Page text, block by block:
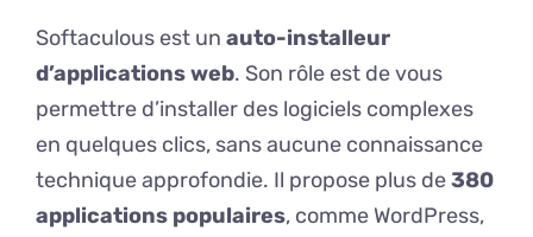
Softaculous est un auto-installeur
d’applications web. Son rôle est de vous
permettre d’installer des logiciels complexes
en quelques clics, sans aucune connaissance
technique approfondie. Il propose plus de380
applications populaires, comme WordPress,